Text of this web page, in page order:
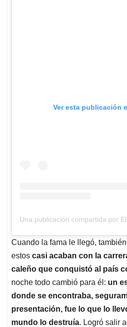
Ver esta publicación
Una publicación compartida por
Cuando la fama le llegó,
estos casi acaban con la
caleño que conquistó al país
noche todo cambió para él: un
donde se encontraba,
presentación, fue lo que lo
mundo lo destruía. Logró salir